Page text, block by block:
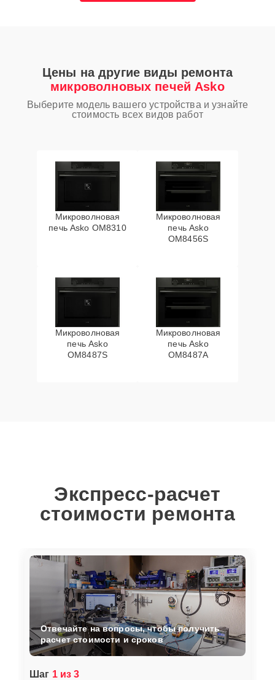
Цены на другие виды ремонта
микроволновых печей Asko
Выберите модель вашего устройства и узнайте
стоимость всех видов работ
Микроволновая
печь Asko OM8310
Микроволновая
печь Asko
OM8456S
Микроволновая
печь Asko
OM8487S
Микроволновая
печь Asko
OM8487A
Экспресс-расчет
стоимости ремонта
Шаг 1 из 3
Отвечайте на вопросы, чтобы получить
расчет стоимости и сроков